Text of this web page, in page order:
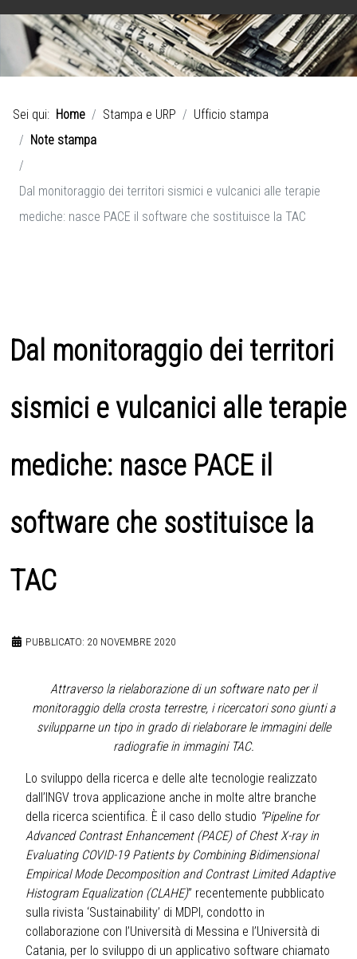
Sei qui: Home Stampa e URP
Ufficio stampa
Note stampa
Dal monitoraggio dei territori sismici e vulcanici alle terapie
mediche: nasce PACE il software che sostituisce la TAC
Dal monitoraggio dei territori
sismici e vulcanici alle terapie
mediche: nasce PACE il
software che sostituisce la
TAC
PUBBLICATO: 20 NOVEMBRE 2020
Attraverso la rielaborazione di un software nato per il
monitoraggio della crosta terrestre, i ricercatori sono giunti a
svilupparne un tipo in grado di rielaborare le immagini delle
radiografie in immagini TAC.
Lo sviluppo della ricerca e delle alte tecnologie realizzato
dall’INGV trova applicazione anche in molte altre branche
della ricerca scientifica. È il caso dello studio “Pipeline for
Advanced Contrast Enhancement (PACE) of Chest X-ray in
Evaluating COVID-19 Patients by Combining Bidimensional
Empirical Mode Decomposition and Contrast Limited Adaptive
Histogram Equalization (CLAHE)” recentemente pubblicato
sulla rivista ‘Sustainability’ di MDPI, condotto in
collaborazione con l’Università di Messina e l’Università di
Catania, per lo sviluppo di un applicativo software chiamato